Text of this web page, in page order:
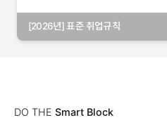
[2026년] 표준 취업규칙
DO THE Smart Block